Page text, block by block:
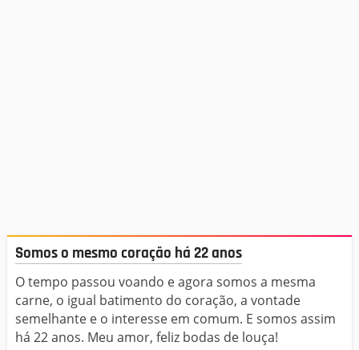
Somos o mesmo coração há 22 anos
O tempo passou voando e agora somos a mesma
carne, o igual batimento do coração, a vontade
semelhante e o interesse em comum. E somos assim
há 22 anos. Meu amor, feliz bodas de louça!